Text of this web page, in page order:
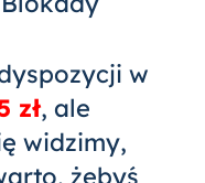
w
zł, ale
widzimy,
żebyś